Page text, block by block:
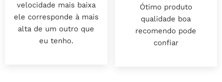
velocidade mais baixa
ele corresponde à mais
alta de um outro que
eu tenho.
Ótimo produto
qualidade boa
recomendo pode
confiar